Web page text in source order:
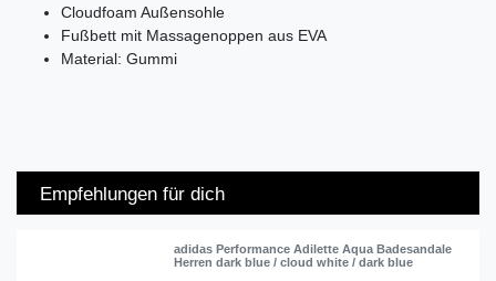
Cloudfoam Außensohle
Fußbett mit Massagenoppen aus EVA
Material: Gummi
Empfehlungen für dich
adidas Performance Adilette Aqua Badesandale
Herren dark blue / cloud white / dark blue